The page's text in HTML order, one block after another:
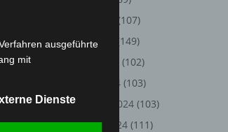
(107)
Mai 2024
(149)
(102)
März 2024 (103)
Februar 2024 (103)
Januar 2024 (111)
ausgeführte
mit
das Auslesen,
Verbreitung
die Verknüpfung,
Dienste